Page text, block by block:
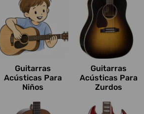
Guitarras
Acústicas Para
Niños
Guitarras
Acústicas Para
Zurdos